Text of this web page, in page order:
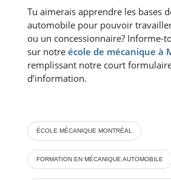
Tu aimerais apprendre les bases
automobile pour pouvoir
ou un concessionnaire? Informe-
sur notre école de mécanique à
remplissant notre court
d’information.
ÉCOLE MÉCANIQUE MONTRÉAL
FORMATION EN MÉCANIQUE AUTOMOBILE